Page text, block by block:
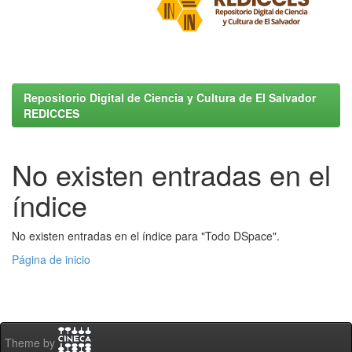
Repositorio Digital de Ciencia y Cultura de El Salvador
REDICCES
No existen entradas en el
índice
No existen entradas en el índice para "Todo DSpace".
Página de inicio
Theme by